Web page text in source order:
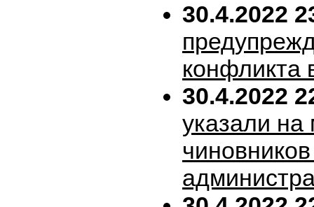
30.4.2022
конфликта
30.4.2022
указали на